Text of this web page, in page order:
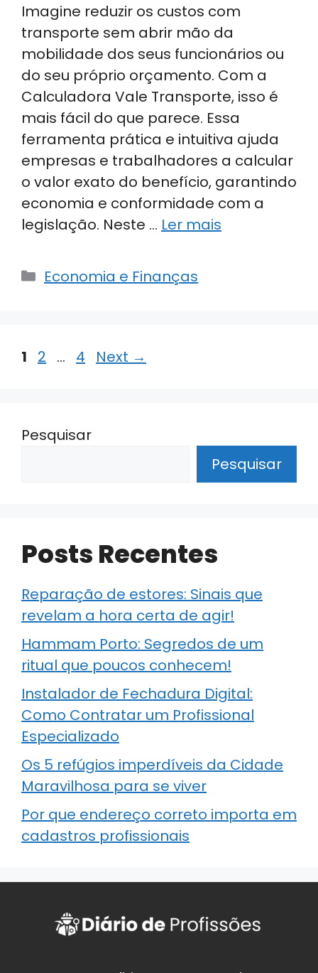
Imagine reduzir os custos com
transporte sem abrir mão da
mobilidade dos seus funcionários ou
do seu próprio orçamento. Com a
Calculadora Vale Transporte, isso é
mais fácil do que parece. Essa
ferramenta prática e intuitiva ajuda
empresas e trabalhadores a calcular
o valor exato do benefício, garantindo
economia e conformidade com a
legislação. Neste … Ler mais
Categorias
Economia e Finanças
Page
1 Page
2 … Page
4 Next →
Pesquisar
Pesquisar
Posts Recentes
Reparação de estores: Sinais que
revelam a hora certa de agir!
Hammam Porto: Segredos de um
ritual que poucos conhecem!
Instalador de Fechadura Digital:
Como Contratar um Profissional
Especializado
Os 5 refúgios imperdíveis da Cidade
Maravilhosa para se viver
Por que endereço correto importa em
cadastros profissionais